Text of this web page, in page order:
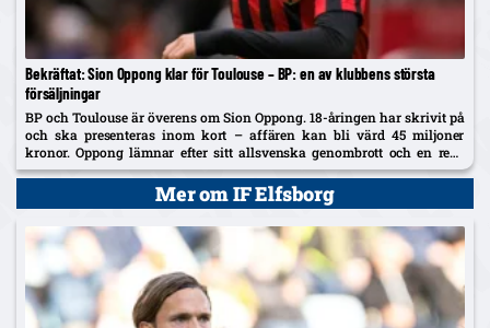
Bekräftat: Sion Oppong klar för Toulouse – BP: en av klubbens största
försäljningar
BP och Toulouse är överens om Sion Oppong. 18-åringen har skrivit på
och ska presenteras inom kort – affären kan bli värd 45 miljoner
kronor. Oppong lämnar efter sitt allsvenska genombrott och en resa
som började i BP som fyraåring.
Mer om IF Elfsborg